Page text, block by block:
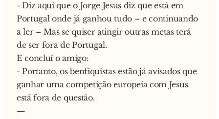
coisas e a chamar todos os nomes possiveis e
imaginários
E, virando-se para o Joãozinho, diz:
- Anda cá, filho! Diz aqui para toda a gente
ouvir o que foi que aquela v**... disse ao
telefone!
Responde o Joãozinho:
- Ela disse: “Neste momento não é possível
estabelecer a ligação. Por favor tente mais
- Diz aqui que o Jorge Jesus diz que está em
Portugal onde já ganhou tudo – e continuando
a ler – Mas se quiser atingir outras metas terá
de ser fora de Portugal.
E concluí o amigo:
- Portanto, os benfiquistas estão já avisados que
ganhar uma competição europeia com Jesus
está fora de questão.
—